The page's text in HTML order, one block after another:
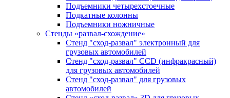
Подъемники четырехстоечные
Подкатные колонны
Подъемники ножничные
Стенды «развал-схождение»
Стенд "сход-развал" электронный для
грузовых автомобилей
Стенд "сход-развал" CCD (инфракрасный)
для грузовых автомобилей
Стенд "сход-развал" для грузовых
автомобилей